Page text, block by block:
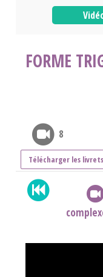
FORME
8
Télécharger les